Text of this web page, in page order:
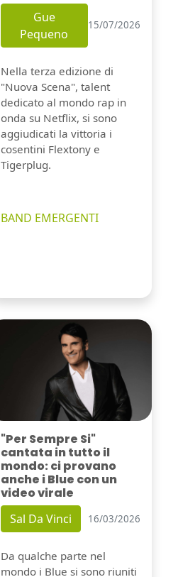
Gue
Pequeno
15/07/2026
Nella terza edizione di
"Nuova Scena", talent
dedicato al mondo rap in
onda su Netflix, si sono
aggiudicati la vittoria i
cosentini Flextony e
Tigerplug.
BAND EMERGENTI
"Per Sempre Si"
cantata in tutto il
mondo: ci provano
anche i Blue con un
video virale
Sal Da Vinci 16/03/2026
Da qualche parte nel
mondo i Blue si sono riuniti